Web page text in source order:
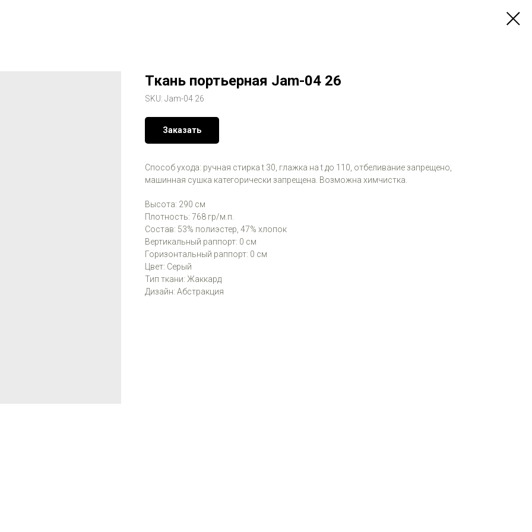
Ткань портьерная Jam-04 26
SKU: Jam-04 26
Заказать
Способ ухода: ручная стирка t 30, глажка на t до 110, отбеливание запрещено,
машинная сушка категорически запрещена. Возможна химчистка.
Высота: 290 см
Плотность: 768 гр/м.п.
Состав: 53% полиэстер, 47% хлопок
Вертикальный раппорт: 0 см
Горизонтальный раппорт: 0 см
Цвет: Серый
Тип ткани: Жаккард
Дизайн: Абстракция